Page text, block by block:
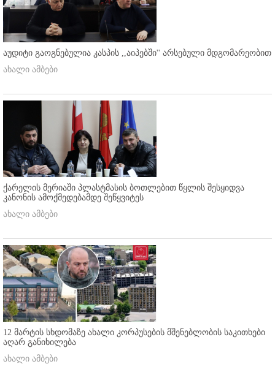
აუდიტი გაოგნებულია კასპის ,,აიპებში'' არსებული მდგომარეობით
ახალი ამბები
ქარელის მერიაში პლასტმასის ბოთლებით წყლის შესყიდვა
კანონის ამოქმედებამდე შეწყვიტეს
ახალი ამბები
12 მარტის სხდომაზე ახალი კორპუსების მშენებლობის საკითხები
აღარ განიხილება
ახალი ამბები